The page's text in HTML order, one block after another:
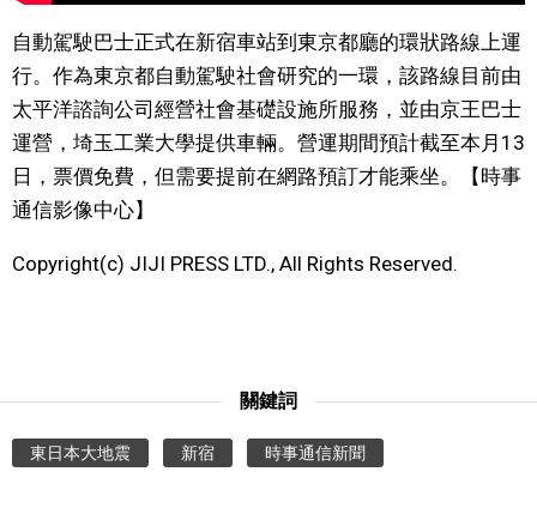
文化
科學技術
生活
運動
娛樂
自動駕駛巴士正式在新宿車站到東京都廳的環狀路線上運
行。作為東京都自動駕駛社會研究的一環，該路線目前由
太平洋諮詢公司經營社會基礎設施所服務，並由京王巴士
運營，埼玉工業大學提供車輛。營運期間預計截至本月13
日，票價免費，但需要提前在網路預訂才能乘坐。【時事
通信影像中心】
Copyright(c) JIJI PRESS LTD., All Rights Reserved.
關鍵詞
東日本大地震 新宿 時事通信新聞